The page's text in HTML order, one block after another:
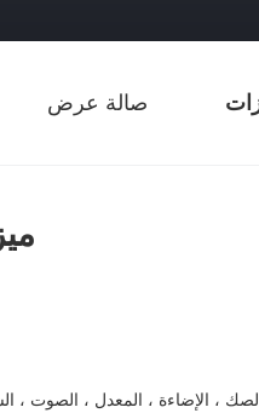
صالة عرض
الصك ، الإضاءة ، المعدل ، الصوت ،